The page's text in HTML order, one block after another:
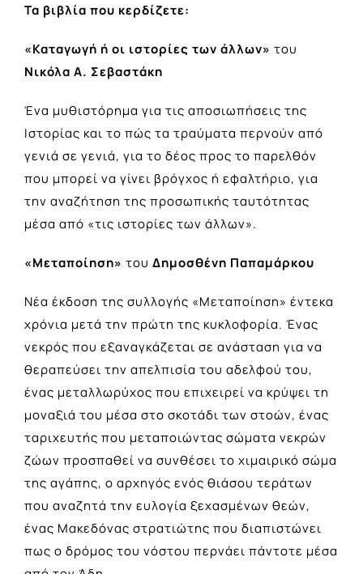
Τα βιβλία που κερδίζετε:
«Καταγωγή ή οι ιστορίες των άλλων» του
Νικόλα Α. Σεβαστάκη
Ένα µυθιστόρηµα για τις αποσιωπήσεις της
Ιστορίας και το πώς τα τραύµατα περνούν από
γενιά σε γενιά, για το δέος προς το παρελθόν
που µπορεί να γίνει βρόγχος ή εφαλτήριο, για
την αναζήτηση της προσωπικής ταυτότητας
µέσα από «τις ιστορίες των άλλων».
«Μεταποίηση» του Δημοσθένη Παπαμάρκου
Νέα έκδοση της συλλογής «Μεταποίηση» έντεκα
χρόνια μετά την πρώτη της κυκλοφορία. Ένας
νεκρός που εξαναγκάζεται σε ανάσταση για να
θεραπεύσει την απελπισία του αδελφού του,
ένας μεταλλωρύχος που επιχειρεί να κρύψει τη
μοναξιά του μέσα στο σκοτάδι των στοών, ένας
ταριχευτής που μεταποιώντας σώματα νεκρών
ζώων προσπαθεί να συνθέσει το χιμαιρικό σώμα
της αγάπης, ο αρχηγός ενός θιάσου τεράτων
που αναζητά την ευλογία ξεχασμένων θεών,
ένας Μακεδόνας στρατιώτης που διαπιστώνει
πως ο δρόμος του νόστου περνάει πάντοτε μέσα